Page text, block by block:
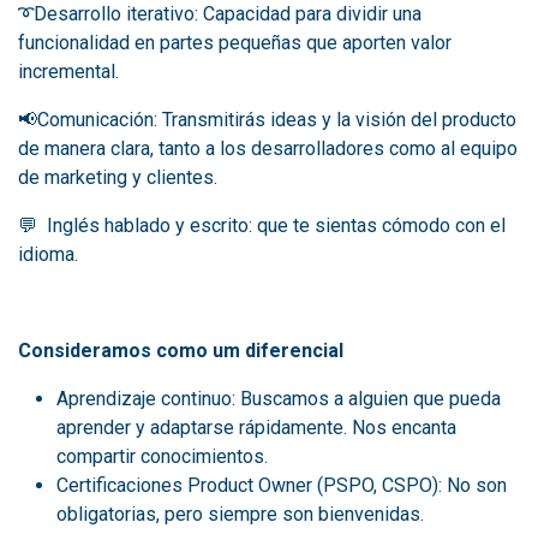
➰Desarrollo iterativo: Capacidad para dividir una
funcionalidad en partes pequeñas que aporten valor
incremental.
📢Comunicación: Transmitirás ideas y la visión del producto
de manera clara, tanto a los desarrolladores como al equipo
de marketing y clientes.
💬 Inglés hablado y escrito: que te sientas cómodo con el
idioma.
Consideramos como um diferencial
Aprendizaje continuo: Buscamos a alguien que pueda
aprender y adaptarse rápidamente. Nos encanta
compartir conocimientos.
Certificaciones Product Owner (PSPO, CSPO): No son
obligatorias, pero siempre son bienvenidas.